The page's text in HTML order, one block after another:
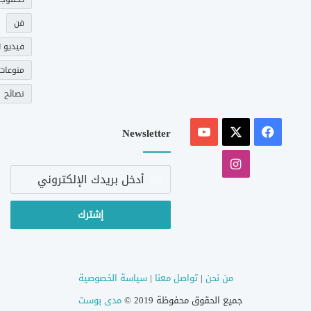
فن
فيديو
نصائح
فيسبوك
‫YouTube
انستقرام
Newsletter
أدخل
الإلكتروني
من نحن |تواصل معنا |سياسة الخصوصية
جميع الحقوق محفوظة 2019 ©
مدى بوست